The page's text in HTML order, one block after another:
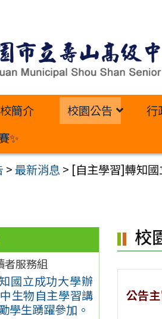
簡介 校園公告 行
✨
>最新消息 > [自主學習]轉知
者服務組
國立成功大學辦
生物自主學習講
學生踴躍參加。
校
公告